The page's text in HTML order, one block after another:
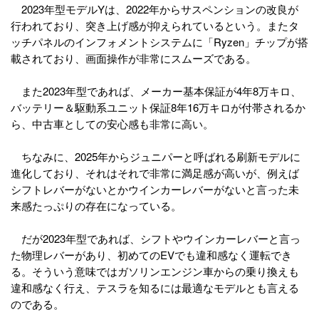
2023年型モデルYは、2022年からサスペンションの改良が
行われており、突き上げ感が抑えられているという。またタ
ッチパネルのインフォメントシステムに「Ryzen」チップが搭
載されており、画面操作が非常にスムーズである。
また2023年型であれば、メーカー基本保証が4年8万キロ、
バッテリー＆駆動系ユニット保証8年16万キロが付帯されるか
ら、中古車としての安心感も非常に高い。
ちなみに、2025年からジュニパーと呼ばれる刷新モデルに
進化しており、それはそれで非常に満足感が高いが、例えば
シフトレバーがないとかウインカーレバーがないと言った未
来感たっぷりの存在になっている。
だが2023年型であれば、シフトやウインカーレバーと言っ
た物理レバーがあり、初めてのEVでも違和感なく運転でき
る。そういう意味ではガソリンエンジン車からの乗り換えも
違和感なく行え、テスラを知るには最適なモデルとも言える
のである。